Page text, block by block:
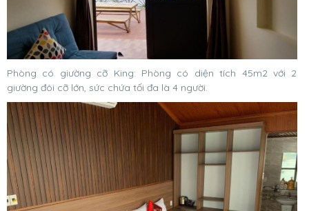
Phòng có giường cỡ King: Phòng có diện tích 45m2 với 2
giường đôi cỡ lớn, sức chứa tối đa là 4 người.